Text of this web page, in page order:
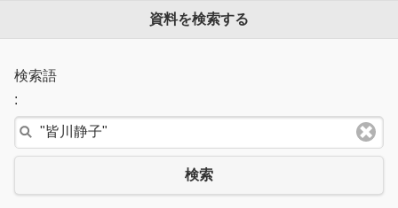
資料を検索する
検索語
:
検索